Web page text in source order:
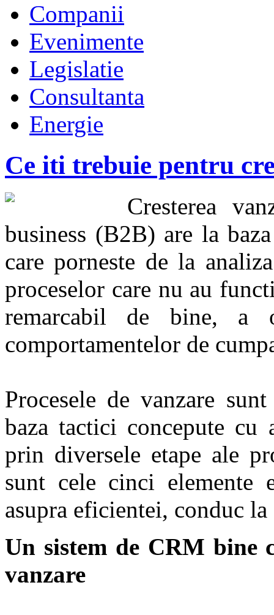
Companii
Evenimente
Legislatie
Consultanta
Energie
Ce iti trebuie pentru
Cresterea
business (B2B) are la
care porneste de la
proceselor care nu au
remarcabil de bine, a
comportamentelor de
Procesele de vanzare
baza tactici concepute cu
prin diversele etape ale
sunt cele cinci elemente
asupra eficientei, conduc
Un sistem de CRM bine
vanzare